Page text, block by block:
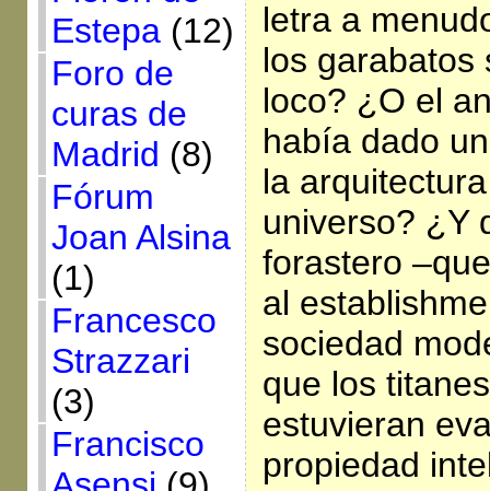
Estepa(12)
Foro de
curas de
Madrid (8)
Fórum
Joan Alsina
(1)
Francesco
Strazzari
(3)
Francisco
letra a
los garabatos
loco? ¿O el
había dado
la
universo? ¿Y
forastero
al
sociedad
que los
estuvieran
propiedad